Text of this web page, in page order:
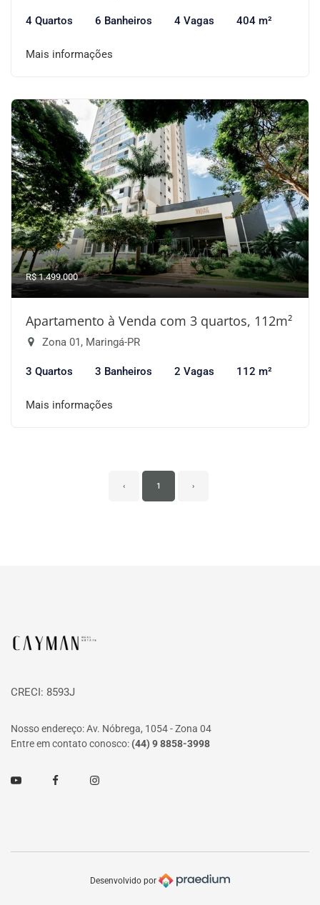
4 Quartos 6 Banheiros 4 Vagas 404 m²
Mais informações
R$ 1.499.000
Apartamento à Venda com 3 quartos, 112m²
Zona 01, Maringá-PR
3 Quartos 3 Banheiros 2 Vagas 112 m²
Mais informações
‹ 1 ›
Página inicial
CRECI: 8593J
Nosso endereço: Av. Nóbrega, 1054 - Zona 04
Entre em contato conosco: (44) 9 8858-3998
Youtube FacebookInstagram
Desenvolvido por